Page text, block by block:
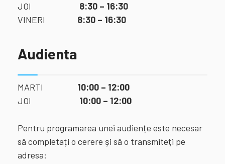
JOI 8:30 – 16:30
VINERI 8:30 – 16:30
Audienta
MARTI 10:00 – 12:00
JOI 10:00 – 12:00
Pentru programarea unei audiențe este necesar
să completați o cerere și să o transmiteți pe
adresa: